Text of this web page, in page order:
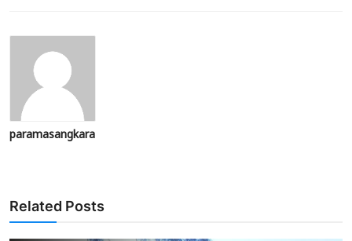
paramasangkara
Related Posts